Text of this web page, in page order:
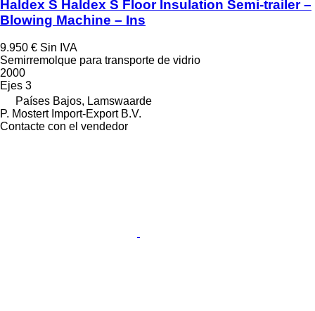
Haldex S Haldex S Floor Insulation Semi-trailer –
Blowing Machine – Ins
9.950 € Sin IVA
Semirremolque para transporte de vidrio
2000
Ejes 3
Países Bajos, Lamswaarde
P. Mostert Import-Export B.V.
Contacte con el vendedor